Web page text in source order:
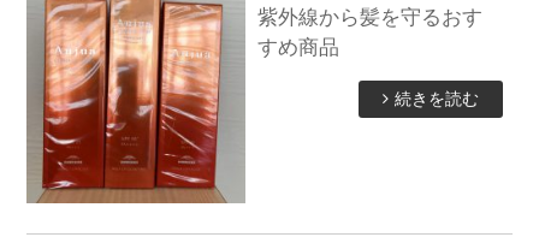
紫外線から髪を守るおす
すめ商品
続きを読む